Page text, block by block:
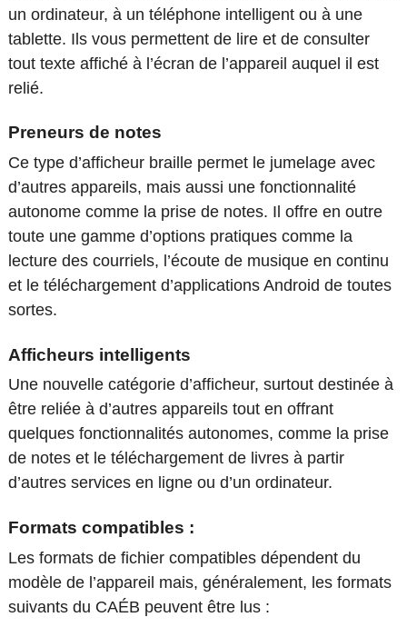
un ordinateur, à un téléphone intelligent ou à une
tablette. Ils vous permettent de lire et de consulter
tout texte affiché à l’écran de l’appareil auquel il est
relié.
Preneurs de notes
Ce type d’afficheur braille permet le jumelage avec
d’autres appareils, mais aussi une fonctionnalité
autonome comme la prise de notes. Il offre en outre
toute une gamme d’options pratiques comme la
lecture des courriels, l’écoute de musique en continu
et le téléchargement d’applications Android de toutes
sortes.
Afficheurs intelligents
Une nouvelle catégorie d’afficheur, surtout destinée à
être reliée à d’autres appareils tout en offrant
quelques fonctionnalités autonomes, comme la prise
de notes et le téléchargement de livres à partir
d’autres services en ligne ou d’un ordinateur.
Formats compatibles :
Les formats de fichier compatibles dépendent du
modèle de l’appareil mais, généralement, les formats
suivants du CAÉB peuvent être lus :